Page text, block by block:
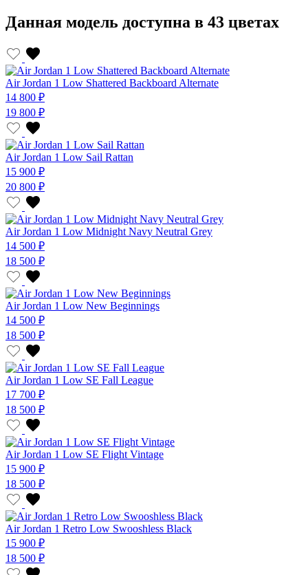
Данная модель доступна в 43 цветах
Air Jordan 1 Low Shattered Backboard Alternate
14 800 ₽
19 800 ₽
Air Jordan 1 Low Sail Rattan
15 900 ₽
20 800 ₽
Air Jordan 1 Low Midnight Navy Neutral Grey
14 500 ₽
18 500 ₽
Air Jordan 1 Low New Beginnings
14 500 ₽
18 500 ₽
Air Jordan 1 Low SE Fall League
17 700 ₽
18 500 ₽
Air Jordan 1 Low SE Flight Vintage
15 900 ₽
18 500 ₽
Air Jordan 1 Retro Low Swooshless Black
15 900 ₽
18 500 ₽